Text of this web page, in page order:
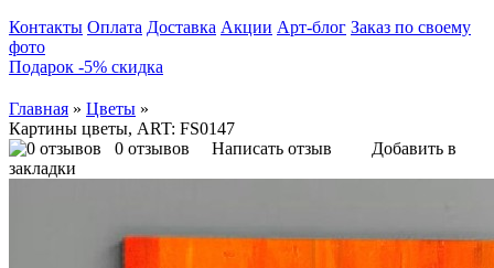
Контакты Оплата Доставка Акции Арт-блог Заказ по своему
фото
Подарок -5% скидка
Главная » Цветы »
Картины цветы, ART: FS0147
0 отзывов
Написать отзыв
Добавить в
закладки